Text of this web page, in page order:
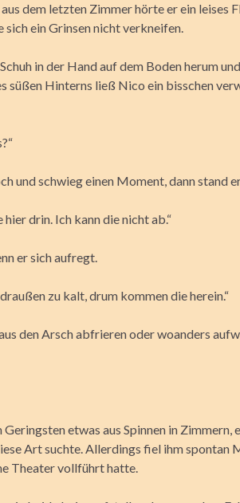
dem letzten Zimmer hörte er ein leises
sich ein Grinsen nicht verkneifen.
in der Hand auf dem Boden herum
süßen Hinterns ließ Nico ein bisschen
und schwieg einen Moment, dann stand
drin. Ich kann die nicht ab.“
er sich aufregt.
zu kalt, drum kommen die herein.“
den Arsch abfrieren oder woanders
etwas aus Spinnen in Zimmern,
Art suchte. Allerdings fiel ihm spontan
Theater vollführt hatte.